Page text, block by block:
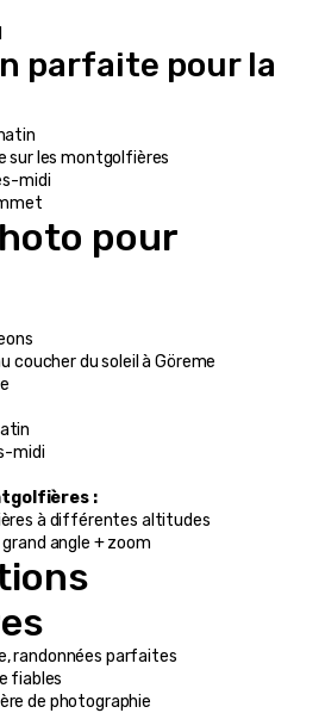
parfaite pour la
sur les montgolfières
midi
pour
coucher du soleil à Göreme
midi
:
à différentes altitudes
angle + zoom
randonnées parfaites
fiables
de photographie